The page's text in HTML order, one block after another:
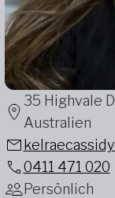
35 Highvale
Australien
0411 471 020
Persönlich